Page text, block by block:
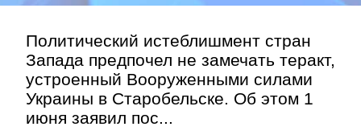
Политический истеблишмент стран
Запада предпочел не замечать теракт,
устроенный Вооруженными силами
Украины в Старобельске. Об этом 1
июня заявил пос...